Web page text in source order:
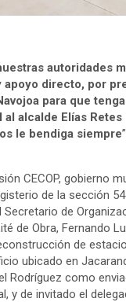
autoridades
apoyo directo, por
para que
al alcalde Elías Retes
le bendiga siempre
CECOP, gobierno
de la sección 54
de
de Obra, Fernando
de
ubicado en
Rodríguez como
y de invitado el